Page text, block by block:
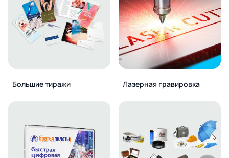
Большие тиражи Лазерная гравировка